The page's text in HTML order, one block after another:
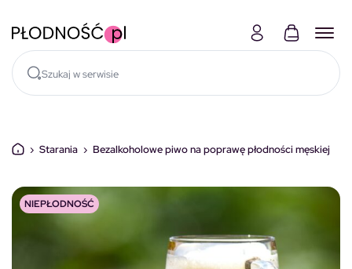
› Starania › Bezalkoholowe piwo na poprawę płodności męskiej
NIEPŁODNOŚĆ